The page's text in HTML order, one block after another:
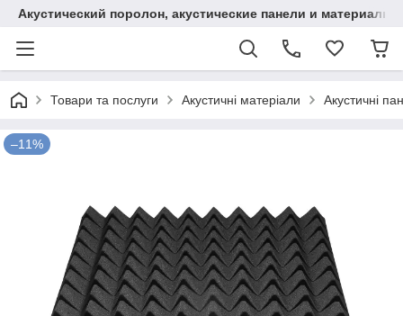
Акустический поролон, акустические панели и
Товари та послуги Акустичні матеріали Акустичні
–11%